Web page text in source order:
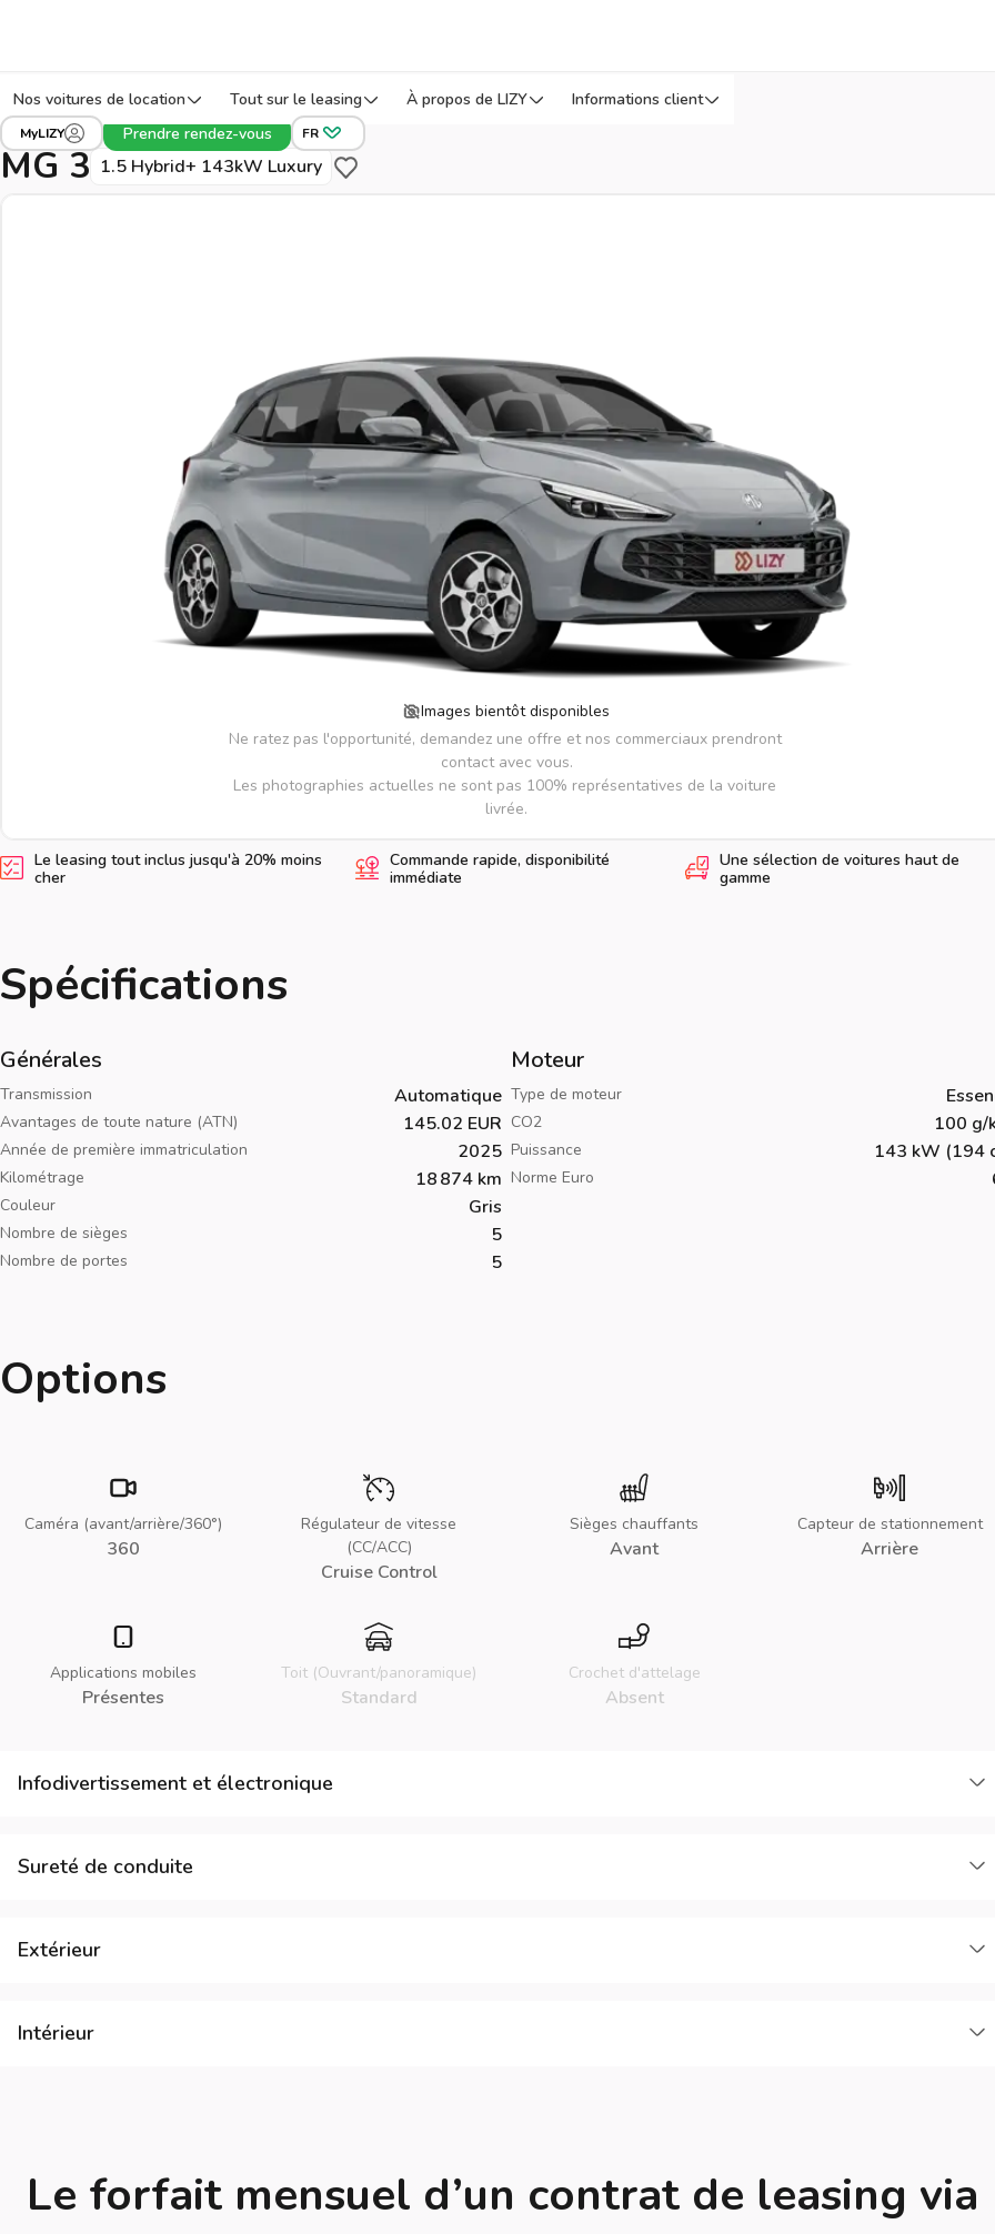
Nos voitures de location Tout sur le leasing À propos de LIZY Informations client
MyLIZY Prendre rendez-vous FR
Tous les véhicules 3 › Réf: X8MV8
MG 3 1.5 Hybrid+ 143kW Luxury Sauvegarder pour plus tard
Images bientôt disponibles
Ne ratez pas l'opportunité, demandez une offre et nos commerciaux prendront
contact avec vous.
Les photographies actuelles ne sont pas 100% représentatives de la voiture
livrée.
Le leasing tout inclus jusqu'à 20% moins
cher
Commande rapide, disponibilité
immédiate
Une sélection de voitures haut de
gamme
Spécifications
Générales
Transmission Automatique
Avantages de toute nature (ATN) 145.02 EUR
Année de première immatriculation 2025
Kilométrage 18 874 km
Couleur Gris
Nombre de sièges 5
Nombre de portes 5
Moteur
Type de moteur
CO2 100 g/
Puissance 143 kW (194
Norme Euro
Options
Caméra (avant/arrière/360°)
360
Régulateur de vitesse
(CC/ACC)
Cruise Control
Sièges chauffants
Avant
Capteur de stationnement
Arrière
Applications mobiles
Présentes
Toit (Ouvrant/panoramique)
Standard
Crochet d'attelage
Absent
Infodivertissement et électronique
Sureté de conduite
Extérieur
Intérieur
Le forfait mensuel d’un contrat de leasing via